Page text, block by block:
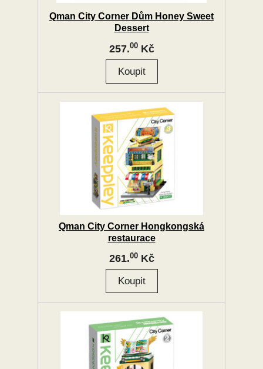
Qman City Corner Dům Honey Sweet
Dessert
257.00Kč
Qman City Corner Hongkongská
restaurace
261.00Kč